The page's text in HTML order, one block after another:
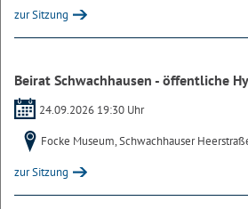
zur Sitzung
Beirat Schwachhausen - öffentliche
24.09.2026 19:30 Uhr
Focke Museum, Schwachhauser
zur Sitzung